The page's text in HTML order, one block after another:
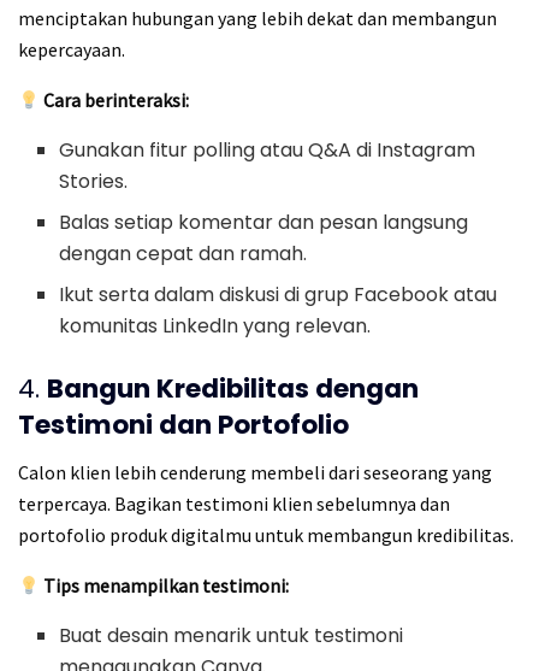
menciptakan hubungan yang lebih dekat dan membangun
kepercayaan.
Cara berinteraksi:
Gunakan fitur polling atau Q&A di Instagram
Stories.
Balas setiap komentar dan pesan langsung
dengan cepat dan ramah.
Ikut serta dalam diskusi di grup Facebook atau
komunitas LinkedIn yang relevan.
4. Bangun Kredibilitas dengan
Testimoni dan Portofolio
Calon klien lebih cenderung membeli dari seseorang yang
terpercaya. Bagikan testimoni klien sebelumnya dan
portofolio produk digitalmu untuk membangun kredibilitas.
Tips menampilkan testimoni:
Buat desain menarik untuk testimoni